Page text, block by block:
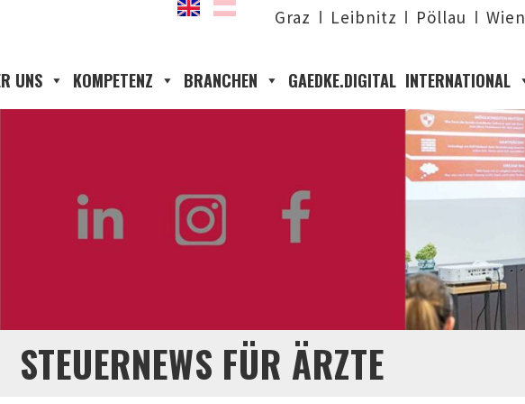
Graz Leibnitz Pöllau Wien
UNS KOMPETENZ BRANCHEN GAEDKE.DIGITAL INTERNATIONAL
STEUERNEWS FÜR ÄRZTE